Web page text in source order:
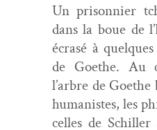
Un pris­on­nier
dans la boue de
écrasé à
de Goethe. Au
l’arbre de Goethe
human­istes, les
celles de